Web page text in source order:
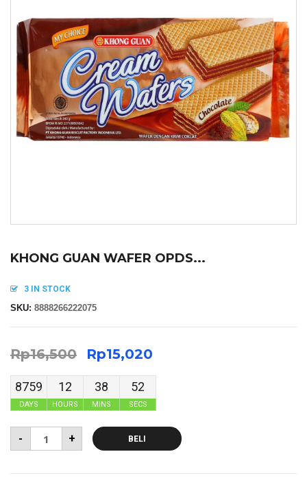
KHONG GUAN WAFER OPDS...
3 IN STOCK
SKU: 8888266222075
Rp16,500 Rp15,020
8759
DAYS
12
HOURS
38
MINS
51
SECS
- + BELI